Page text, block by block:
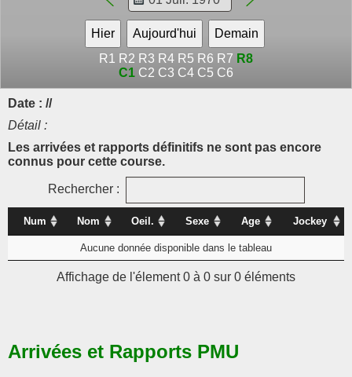
R1 R2 R3 R4 R5 R6 R7 R8
C1 C2 C3 C4 C5 C6
Date : //
Détail :
Les arrivées et rapports définitifs ne sont pas encore
connus pour cette course.
Rechercher :
Num Nom Oeil. Sexe Age Jockey
Aucune donnée disponible dans le tableau
Affichage de l'élement 0 à 0 sur 0 éléments
Arrivées et Rapports PMU